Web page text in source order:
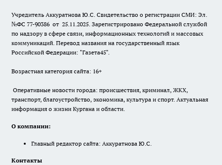
Учредитель Аккуратнова Ю.С. Свидетельство о регистрации СМИ: Эл.
№ФС 77-90386 от 25.11.2025. Зарегистрировано Федеральной службой
по надзору в сфере связи, информационных технологий и массовых
коммуникаций. Перевод названия на государственный язык
Российской Федерации: "Газета45".
Возрастная категория сайта: 16+
Оперативные новости города: происшествия, криминал, ЖКХ,
транспорт, благоустройство, экономика, культура и спорт. Актуальная
информация о жизни Кургана и области.
О компании:
Главный редактор сайта: Аккуратнова Ю.С.
Контакты